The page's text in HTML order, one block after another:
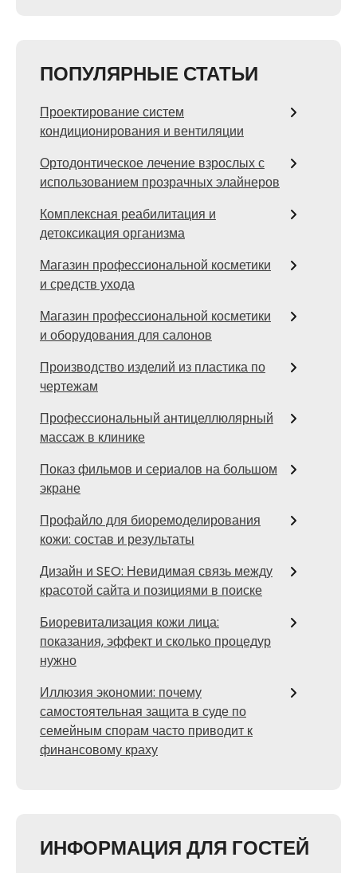
ПОПУЛЯРНЫЕ СТАТЬИ
Проектирование систем
кондиционирования и вентиляции
Ортодонтическое лечение взрослых с
использованием прозрачных элайнеров
Комплексная реабилитация и
детоксикация организма
Магазин профессиональной косметики
и средств ухода
Магазин профессиональной косметики
и оборудования для салонов
Производство изделий из пластика по
чертежам
Профессиональный антицеллюлярный
массаж в клинике
Показ фильмов и сериалов на большом
экране
Профайло для биоремоделирования
кожи: состав и результаты
Дизайн и SEO: Невидимая связь между
красотой сайта и позициями в поиске
Биоревитализация кожи лица:
показания, эффект и сколько процедур
нужно
Иллюзия экономии: почему
самостоятельная защита в суде по
семейным спорам часто приводит к
финансовому краху
ИНФОРМАЦИЯ ДЛЯ ГОСТЕЙ